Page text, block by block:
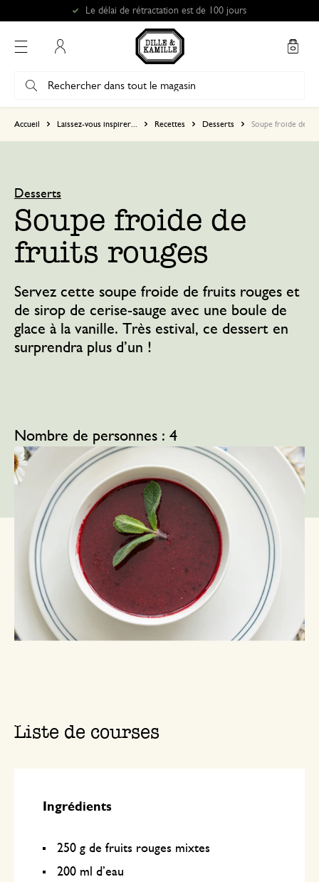
Accueil Laissez-vous inspirer... Recettes Desserts Soupe froide de
Desserts
Soupe froide de
fruits rouges
Servez cette soupe froide de fruits rouges et
de sirop de cerise-sauge avec une boule de
glace à la vanille. Très estival, ce dessert en
surprendra plus d’un !
Nombre de personnes : 4
Temps de réalisation : 30 minutes + 1 heure
de repos au réfrigérateur
Liste de courses
Ingrédients
250 g de fruits rouges mixtes
200 ml d’eau